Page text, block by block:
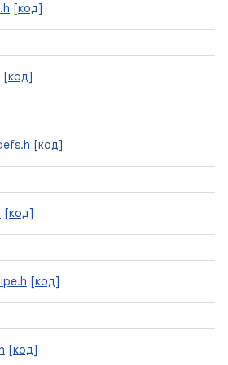
[код]
[код]
[код]
[код]
[код]
[код]